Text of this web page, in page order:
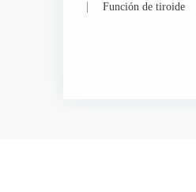
Función de tiroide